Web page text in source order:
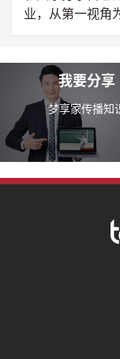
业，从第一视角
我要分享
梦享家传播知